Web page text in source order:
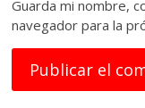
Guarda mi nombre,
navegador para la